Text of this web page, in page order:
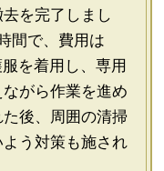
を完了しまし
間で、費用は
を着用し、専用
がら作業を進め
後、周囲の清掃
う対策も施され